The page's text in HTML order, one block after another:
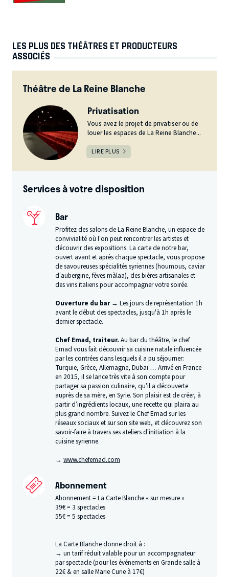
LES PLUS DES THÉÂTRES ET PRODUCTEURS
ASSOCIÉS
Théâtre de La Reine Blanche
Privatisation
Vous avez le projet de privatiser ou de
louer les espaces de La Reine Blanche...
LIRE PLUS
Services à votre disposition
Bar
Profitez des salons de La Reine Blanche, un espace de
convivialité où l’on peut rencontrer les artistes et
découvrir des expositions. La carte de notre bar,
ouvert avant et après chaque spectacle, vous propose
de savoureuses spécialités syriennes (houmous, caviar
d’aubergine, fèves màlaa), des bières artisanales et
des vins italiens pour accompagner votre soirée.
Ouverture du bar → Les jours de représentation 1h
avant le début des spectacles, jusqu'à 1h après le
dernier spectacle.
Chef Emad, traiteur.Au bar du théâtre, le chef
Emad vous fait découvrir sa cuisine natale influencée
par les contrées dans lesquels il a pu séjourner:
Turquie, Grèce, Allemagne, Dubaï … Arrivé en France
en 2015, il se lance très vite à son compte pour
partager sa passion culinaire, qu’il a découverte
auprès de sa mère, en Syrie. Son plaisir est de créer, à
partir d’ingrédients locaux, une recette qui plaira au
plus grand nombre. Suivez le Chef Emad sur les
réseaux sociaux et sur son site web, et découvrez son
savoir-faire à travers ses ateliers d’initiation à la
cuisine syrienne.
→www​.chefe​mad​.com
Abonnement
Abonnement = La Carte Blanche « sur mesure »
39€ = 3 spectacles
55€ = 5 spectacles
La Carte Blanche donne droit à :
→ un tarif réduit valable pour un accompagnateur
par spectacle (pour les événements en Grande salle à
22€ & en salle Marie Curie à 17€)